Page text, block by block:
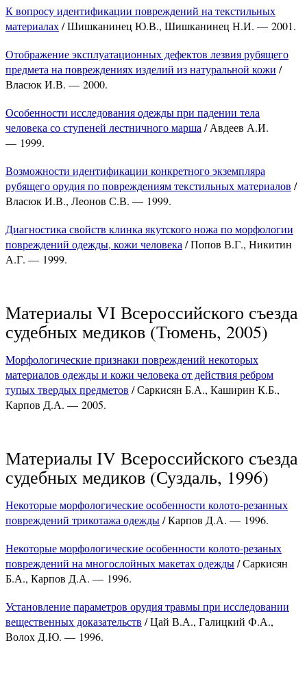
К вопросу идентификации повреждений на текстильных
материалах/ Шишканинец Ю.В., Шишканинец Н.И. — 2001.
Отображение эксплуатационных дефектов лезвия рубящего
предмета на повреждениях изделий из натуральной кожи /
Власюк И.В. — 2000.
Особенности исследования одежды при падении тела
человека со ступеней лестничного марша / Авдеев А.И.
— 1999.
Возможности идентификации конкретного экземпляра
рубящего орудия по повреждениям текстильных материалов /
Власюк И.В., Леонов С.В. — 1999.
Диагностика свойств клинка якутского ножа по морфологии
повреждений одежды, кожи человека / Попов В.Г., Никитин
А.Г. — 1999.
Материалы VI Всероссийского съезда
судебных медиков (Тюмень, 2005)
Морфологические признаки повреждений некоторых
материалов одежды и кожи человека от действия ребром
тупых твердых предметов / Саркисян Б.А., Каширин К.Б.,
Карпов Д.А. — 2005.
Материалы IV Всероссийского съезда
судебных медиков (Суздаль, 1996)
Некоторые морфологические особенности колото-резанных
повреждений трикотажа одежды/ Карпов Д.А. — 1996.
Некоторые морфологические особенности колото-резаных
повреждений на многослойных макетах одежды/ Саркисян
Б.А., Карпов Д.А. — 1996.
Установление параметров орудия травмы при исследовании
вещественных доказательств / Цай В.А., Галицкий Ф.А.,
Волох Д.Ю. — 1996.